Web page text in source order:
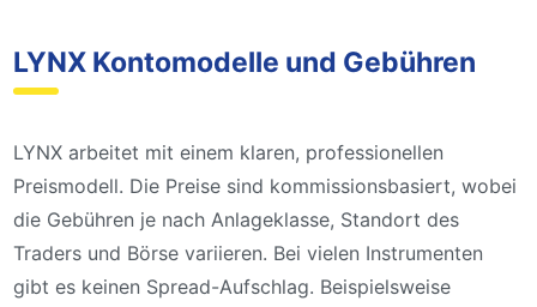
LYNX Kontomodelle und Gebühren
LYNX arbeitet mit einem klaren, professionellen
Preismodell. Die Preise sind kommissionsbasiert, wobei
die Gebühren je nach Anlageklasse, Standort des
Traders und Börse variieren. Bei vielen Instrumenten
gibt es keinen Spread-Aufschlag. Beispielsweise